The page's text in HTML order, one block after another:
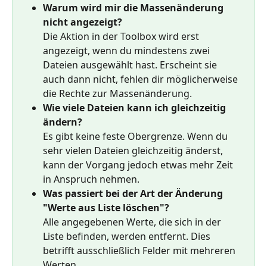
Warum wird mir die Massenänderung
nicht angezeigt?
Die Aktion in der Toolbox wird erst
angezeigt, wenn du mindestens zwei
Dateien ausgewählt hast. Erscheint sie
auch dann nicht, fehlen dir möglicherweise
die Rechte zur Massenänderung.
Wie viele Dateien kann ich gleichzeitig
ändern?
Es gibt keine feste Obergrenze. Wenn du
sehr vielen Dateien gleichzeitig änderst,
kann der Vorgang jedoch etwas mehr Zeit
in Anspruch nehmen.
Was passiert bei der Art der Änderung
"Werte aus Liste löschen"?
Alle angegebenen Werte, die sich in der
Liste befinden, werden entfernt. Dies
betrifft ausschließlich Felder mit mehreren